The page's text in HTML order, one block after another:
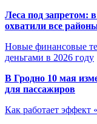
Леса под запретом:
охватили все
Новые финансовые
деньгами в 2026 году
В Гродно 10 мая
для пассажиров
Как работает эффект